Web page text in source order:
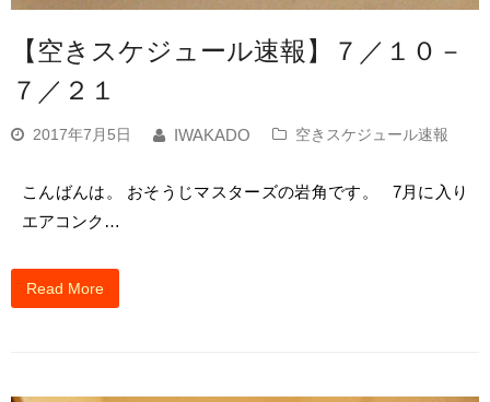
【空きスケジュール速報】７／１０－
７／２１
2017年7月5日 IWAKADO 空きスケジュール速報
こんばんは。 おそうじマスターズの岩角です。 7月に入り
エアコンク…
Read More